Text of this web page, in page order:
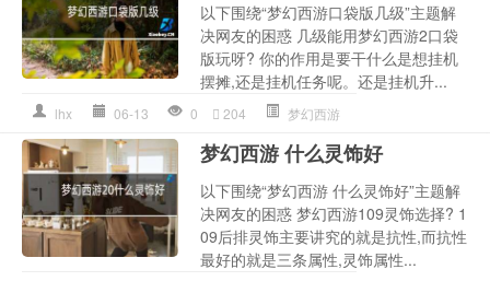
以下围绕“梦幻西游口袋版几级”主题解
决网友的困惑 几级能用梦幻西游2口袋
版玩呀? 你的作用是要干什么是想挂机
摆摊,还是挂机任务呢。还是挂机升...
lhx 06-13 0 204 梦幻西游
梦幻西游 什么灵饰好
以下围绕“梦幻西游 什么灵饰好”主题解
决网友的困惑 梦幻西游109灵饰选择? 1
09后排灵饰主要讲究的就是抗性,而抗性
最好的就是三条属性,灵饰属性...